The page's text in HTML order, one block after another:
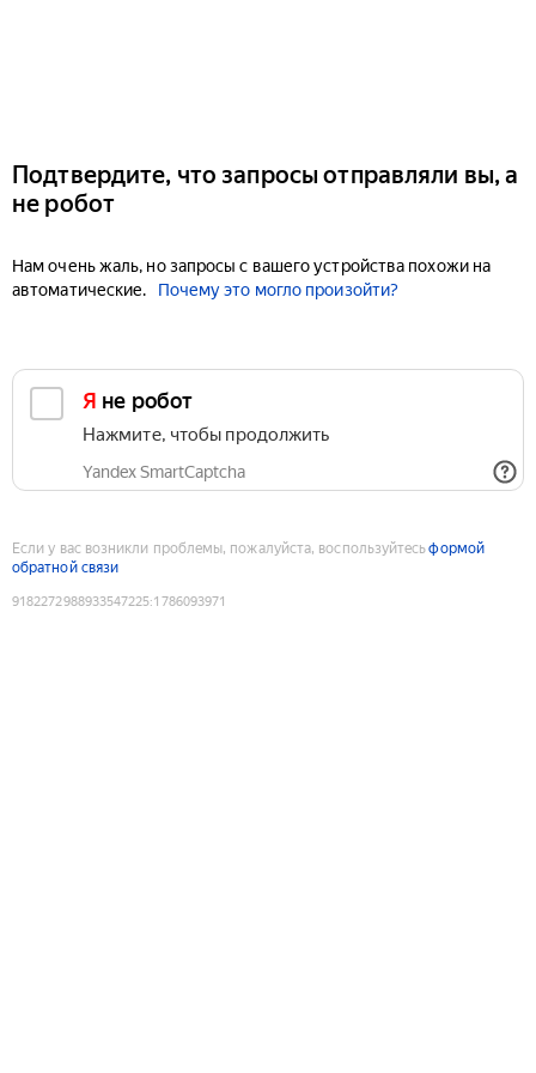
Подтвердите, что запросы отправляли вы, а
не робот
Нам очень жаль, но запросы с вашего устройства похожи на
автоматические.
Почему это могло произойти?
Я не робот
Нажмите, чтобы продолжить
Yandex SmartCaptcha
Если у вас возникли проблемы, пожалуйста, воспользуйтесьформой
обратной связи
9182272988933547225:1786093971